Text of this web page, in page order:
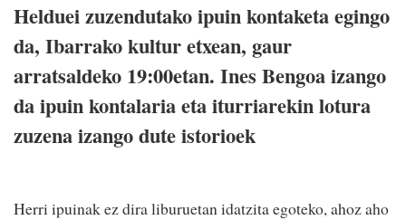
Helduei zuzendutako ipuin kontaketa egingo
da, Ibarrako kultur etxean, gaur
arratsaldeko 19:00etan. Ines Bengoa izango
da ipuin kontalaria eta iturriarekin lotura
zuzena izango dute istorioek
Herri ipuinak ez dira liburuetan idatzita egoteko, ahoz aho